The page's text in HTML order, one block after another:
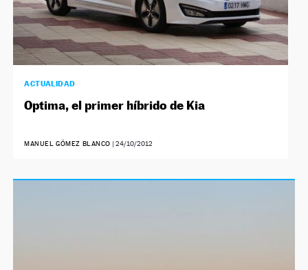
ACTUALIDAD
Optima, el primer híbrido de Kia
MANUEL GÓMEZ BLANCO |24/10/2012